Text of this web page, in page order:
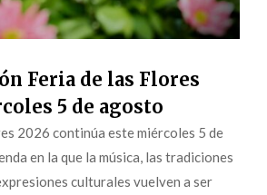
Feria de las Flores
5 de agosto
2026 continúa este miércoles 5 de
en la que la música, las tradiciones
culturales vuelven a ser